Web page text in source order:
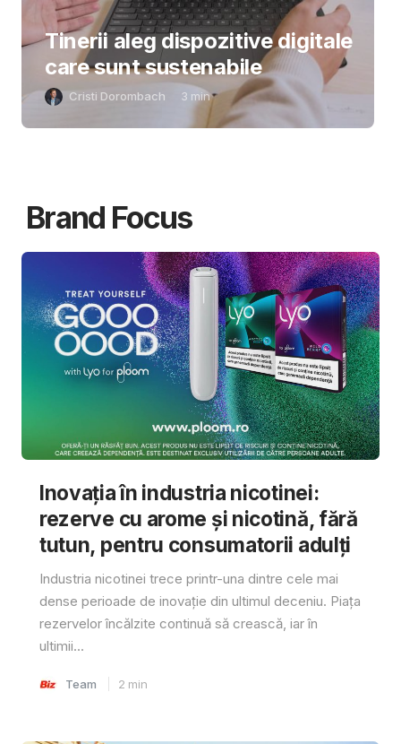
Tinerii aleg dispozitive digitale
care sunt sustenabile
Cristi Dorombach 3 min
Brand Focus
Inovația în industria nicotinei:
rezerve cu arome și nicotină, fără
tutun, pentru consumatorii adulți
Industria nicotinei trece printr-una dintre cele mai
dense perioade de inovație din ultimul deceniu. Piața
rezervelor încălzite continuă să crească, iar în
ultimii...
Team 2 min